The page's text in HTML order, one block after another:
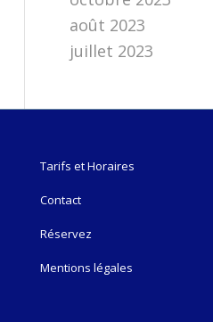
août 2023
juillet 2023
Tarifs et Horaires
Contact
Réservez
Mentions légales